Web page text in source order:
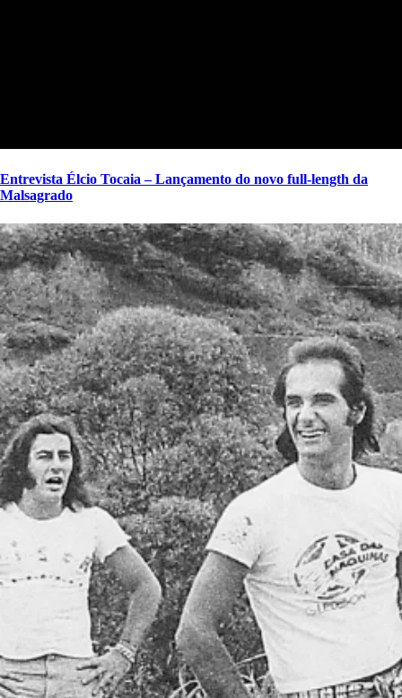
Entrevista Élcio Tocaia – Lançamento do novo full-length da
Malsagrado